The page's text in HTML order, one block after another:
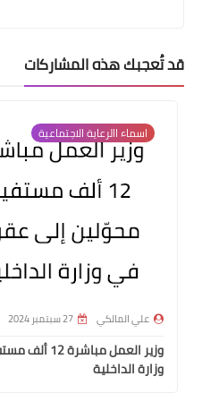
قد تُعجبك هذه المشاركات
اسماء االرعاية الاجتماعية
علي المالكي 27 سبتمبر 2024
وزير العمل
وزارة الداخلية